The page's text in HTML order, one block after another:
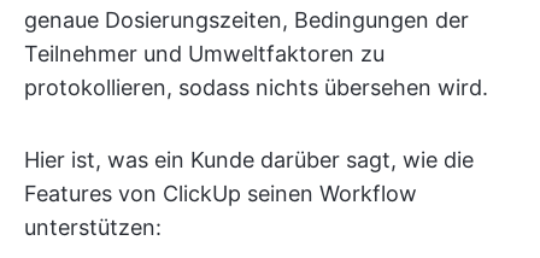
genaue Dosierungszeiten, Bedingungen der
Teilnehmer und Umweltfaktoren zu
protokollieren, sodass nichts übersehen wird.
Hier ist, was ein Kunde darüber sagt, wie die
Features von ClickUp seinen Workflow
unterstützen: